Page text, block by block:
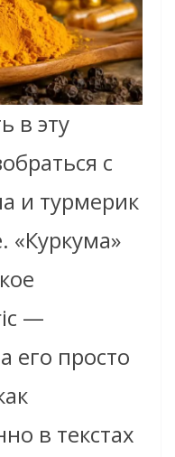
в эту
с
и турмерик
«Куркума»
—
его просто
в текстах